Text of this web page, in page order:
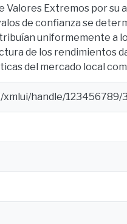
Valores Extremos por su
de confianza se
uniformemente a
de los rendimientos
del mercado local
handle/123456789/